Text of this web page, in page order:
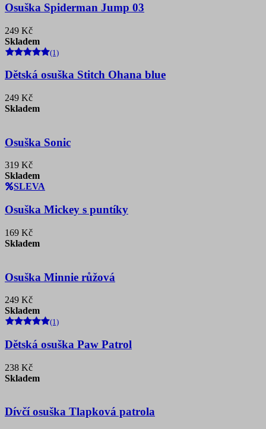
Osuška Spiderman Jump 03
249 Kč
Skladem
(1)
Dětská osuška Stitch Ohana blue
249 Kč
Skladem
Osuška Sonic
319 Kč
Skladem
SLEVA
Osuška Mickey s puntíky
169 Kč
Skladem
Osuška Minnie růžová
249 Kč
Skladem
(1)
Dětská osuška Paw Patrol
238 Kč
Skladem
Dívčí osuška Tlapková patrola